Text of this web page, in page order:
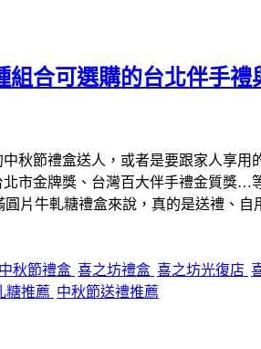
組合可選購的台北伴手
秋節禮盒送人，或者是要跟家人享
市金牌獎、台灣百大伴手禮金質獎
片牛軋糖禮盒來說，真的是送禮、自
秋節禮盒 喜之坊禮盒 喜之坊光復店
糖推薦 中秋節送禮推薦